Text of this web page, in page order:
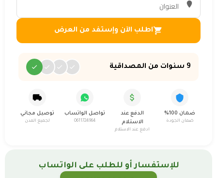
اطلب الآن وإستفد من العرض
9 سنوات من المصداقية
ضمان 100%
ضمان الجودة
الدفع عند
الاستلام
ادفع عند الاستلام
تواصل الواتساب
0611724964
توصيل مجاني
لجميع المدن
للإستفسار أو للطلب على الواتساب